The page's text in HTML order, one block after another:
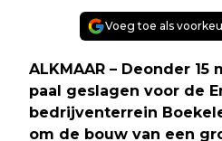
Voeg toe als
ALKMAAR – Deonder
paal geslagen voor de
bedrijventerrein
om de bouw van een